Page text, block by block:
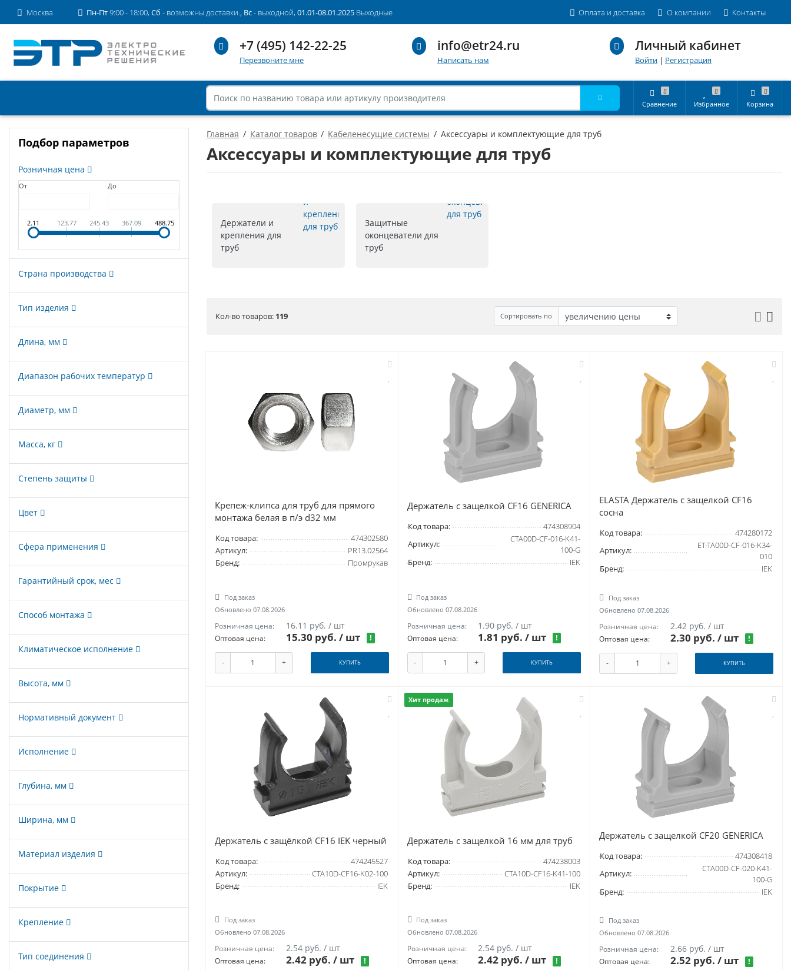
Москва Пн-Пт9:00 - 18:00, Сб - возможны доставки., Вс- выходной, 01.01-08.01.2025 Выходные Оплата и доставка О компании Контакты
+7 (495) 142-22-25
Перезвоните мне
info@etr24.ru
Написать нам
Личный кабинет
Войти | Регистрация
Сравнение Избранное Корзина
Главная Каталог товаров Кабеленесущие системы Аксессуары и комплектующие для труб
Аксессуары и комплектующие для труб
Держатели и
крепления для
труб
Защитные
оконцеватели для
труб
Кол-во товаров: 119 Сортировать по
Крепеж-клипса для труб для прямого
монтажа белая в п/э d32 мм
Код товара:
474302580
Артикул:
PR13.02564
Бренд:
Промрукав
Под заказ
Обновлено 07.08.2026
Розничная цена: 16.11 руб. / шт
Оптовая цена: 15.30 руб. / шт !
- + КУПИТЬ
Держатель с защелкой CF16 GENERICA
Код товара:
474308904
Артикул:
CTA00D-CF-016-K41-
100-G
Бренд:
IEK
Под заказ
Обновлено 07.08.2026
Розничная цена: 1.90 руб. / шт
Оптовая цена: 1.81 руб./ шт !
- + КУПИТЬ
ELASTA Держатель с защелкой CF16
сосна
Код товара:
474280172
Артикул:
ET-TA00D-CF-016-K34-
010
Бренд:
IEK
Под заказ
Обновлено 07.08.2026
Розничная цена: 2.42 руб. / шт
Оптовая цена: 2.30 руб. / шт !
- + КУПИТЬ
Держатель с защёлкой CF16 IEK черный
Код товара:
474245527
Артикул:
CTA10D-CF16-K02-100
Бренд:
IEK
Под заказ
Обновлено 07.08.2026
Розничная цена: 2.54 руб. / шт
Оптовая цена: 2.42 руб. / шт !
Хит продаж
Держатель с защелкой 16 мм для труб
Код товара:
474238003
Артикул:
CTA10D-CF16-K41-100
Бренд:
IEK
Под заказ
Обновлено 07.08.2026
Розничная цена: 2.54 руб. / шт
Оптовая цена: 2.42 руб./ шт !
Держатель с защелкой CF20 GENERICA
Код товара:
474308418
Артикул:
CTA00D-CF-020-K41-
100-G
Бренд:
IEK
Под заказ
Обновлено 07.08.2026
Розничная цена: 2.66 руб. / шт
Оптовая цена: 2.52 руб. / шт !
Подбор параметров
Розничная цена
От До
2.11 123.77 245.43 367.09 488.75
Страна производства
Тип изделия
Длина, мм
Диапазон рабочих температур
Диаметр, мм
Масса, кг
Степень защиты
Цвет
Сфера применения
Гарантийный срок, мес
Способ монтажа
Климатическое исполнение
Высота, мм
Нормативный документ
Исполнение
Глубина, мм
Ширина, мм
Материал изделия
Покрытие
Крепление
Тип соединения